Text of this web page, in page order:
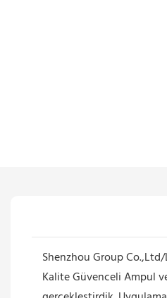
Shenzhou Group
Kalite Güvenceli Ampul